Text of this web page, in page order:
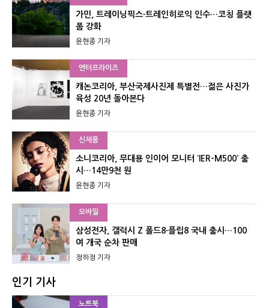
가민, 트레이닝픽스·트레인히로익 인수…코칭 플랫
폼 강화
윤현종 기자
엔터프라이즈
캐논코리아, 부산국제사진제 특별전…젊은 사진가
육성 20년 돌아본다
윤현종 기자
신제품
소니코리아, 무대용 인이어 모니터 ‘IER-M500’ 출
시…14만9천 원
윤현종 기자
모바일
삼성전자, 갤럭시 Z 폴드8·플립8 국내 출시…100
여 개국 순차 판매
정하정 기자
인기 기사
노트북